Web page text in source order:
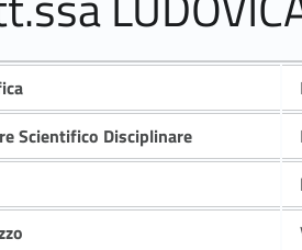
Scientifico Disciplinare